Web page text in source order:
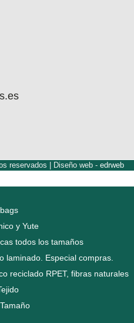
reservados | Diseño web - edrweb
y Yute
todos los tamaños
laminado. Especial compras.
reciclado RPET, fibras naturales